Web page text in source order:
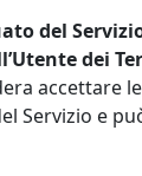
del
dei
accettare
Servizio e